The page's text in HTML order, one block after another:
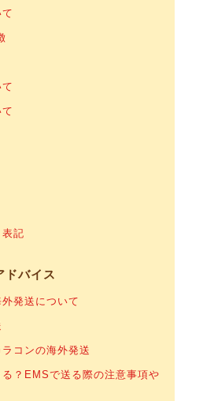
記
ドバイス
発送について
コンの海外発送
？EMSで送る際の注意事項や